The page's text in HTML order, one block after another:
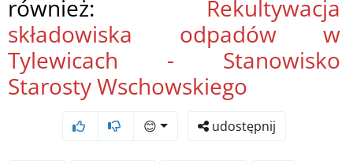
również: Rekultywacja
składowiska odpadów w
Tylewicach - Stanowisko
Starosty Wschowskiego
😊 udostępnij